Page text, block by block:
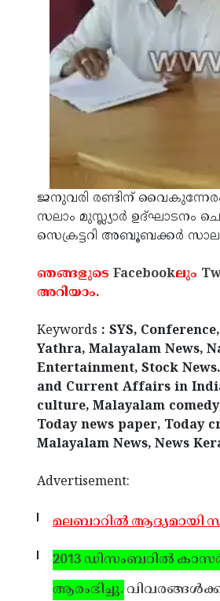
ജനുവരി രണ്ടിന്
സലാം മുസ്ല്യാര്‍ ഉദ്ഘാടനം
സെക്രട്ടറി അബൂബക്കര്‍
ഞങ്ങളുടെ Facebookലും
അറിയാം.
Keywords : SYS,
Yathra, Malayalam News,
Entertainment, Stock
and Current Affairs in
culture, Malayalam
Today news paper, Today
Malayalam News, News
Advertisement:
മലബാറില്‍ ആദ്യമായി
2013 ഡിസംബറില്‍
ആരംഭിച്ചു.വിവരങ്ങള്‍ക്ക്